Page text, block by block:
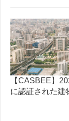
【CASBEE】
に認証された建